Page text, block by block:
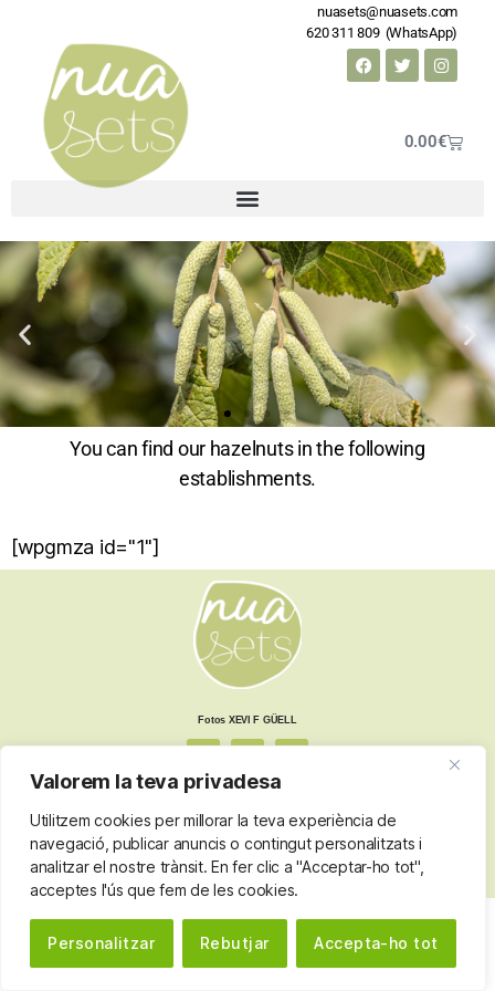
Valorem la teva privadesa
Utilitzem cookies per millorar la teva experiència de
navegació, publicar anuncis o contingut personalitzats i
analitzar el nostre trànsit. En fer clic a "Acceptar-ho tot",
acceptes l'ús que fem de les cookies.
Personalitzar Rebutjar Accepta-ho tot
0.00€
nuasets@nuasets.com
620 311 809 (WhatsApp)
You can find our hazelnuts in the following
establishments.
[wpgmza id="1"]
Fotos XEVI F GÜELL
Termes i condicions
Política de privacitat
Política de cookies